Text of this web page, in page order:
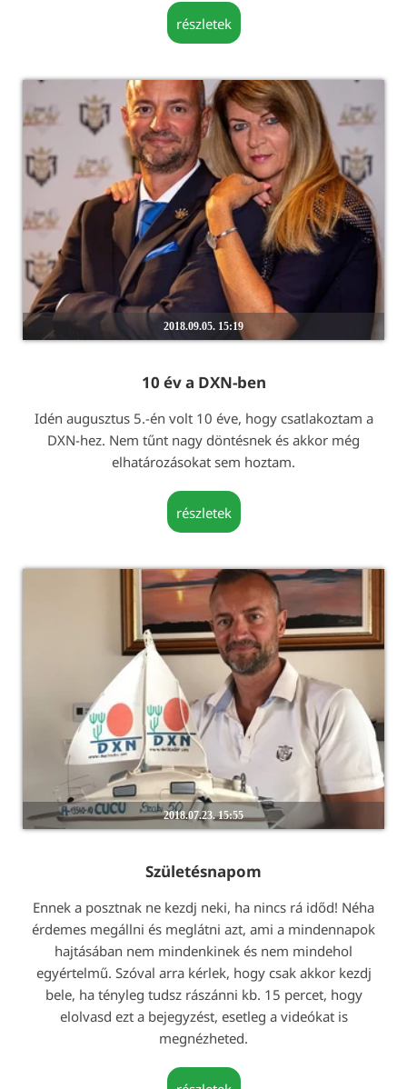
részletek
2018.09.05. 15:19
10 év a DXN-ben
Idén augusztus 5.-én volt 10 éve, hogy csatlakoztam a
DXN-hez. Nem tűnt nagy döntésnek és akkor még
elhatározásokat sem hoztam.
részletek
2018.07.23. 15:55
Születésnapom
Ennek a posztnak ne kezdj neki, ha nincs rá időd! Néha
érdemes megállni és meglátni azt, ami a mindennapok
hajtásában nem mindenkinek és nem mindehol
egyértelmű. Szóval arra kérlek, hogy csak akkor kezdj
bele, ha tényleg tudsz rászánni kb. 15 percet, hogy
elolvasd ezt a bejegyzést, esetleg a videókat is
megnézheted.